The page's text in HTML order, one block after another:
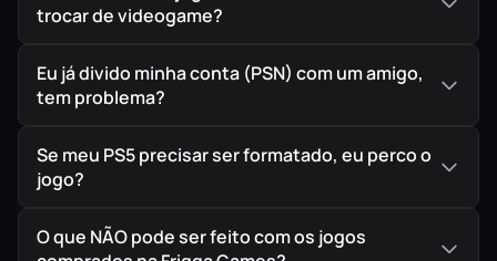
para criação de ligas e gerenciamento da sua equipe.
🔥Ultimate Team e Superstar com Atualizações
Dinâmicas (Somente para PS5 em determinados
conteúdos)
Conteúdos renovados regularmente para manter sua
trocar de videogame?
Eu já divido minha conta (PSN) com um amigo,
tem problema?
Se meu PS5 precisar ser formatado, eu perco o
jogo?
O que NÃO pode ser feito com os jogos